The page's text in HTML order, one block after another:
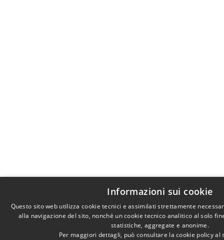
Informazioni sui cookie
Questo sito web utilizza cookie tecnici e assimilati strettamente
alla navigazione del sito, nonché un cookie tecnico analitico al solo
statistiche, aggregate e anonime.
Per maggiori dettagli, può consultare la cookie policy al